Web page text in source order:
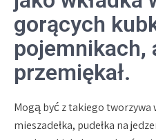
gorących
pojemnikach,
przemiękał.
Mogą być z takiego tworzywa
mieszadełka, pudełka na